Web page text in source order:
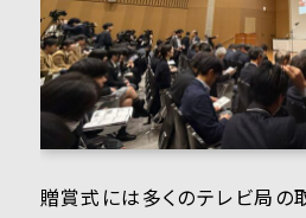
贈賞式には多くのテレビ局の